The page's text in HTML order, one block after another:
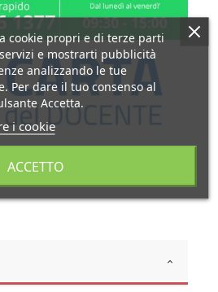
cookie propri e di terze parti
e mostrarti pubblicità
analizzando le tue
Per dare il tuo consenso al
Accetta.
i cookie
ACCETTO